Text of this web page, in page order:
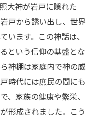
大神が岩戸に隠れた
戸から誘い出し、世界
います。この神話は、
という信仰の基盤とな
神棚は家庭内で神の威
時代には庶民の間にも
、家族の健康や繁栄、
形成されました。こう